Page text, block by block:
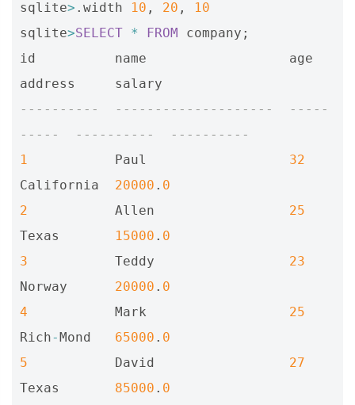
sqlite> . width 10 , 20 ,
10
sqlite>SELECT * FROM company ;
id
name
age
address
salary
----------  --------------------  -----
-----  ----------  ----------
1
Paul
32
California
20000 . 0
2
Allen
25
Texas
15000 . 0
3
Teddy
23
Norway
20000 . 0
4
Mark
25
Rich-Mond 65000 . 0
5
David
27
Texas
85000 . 0